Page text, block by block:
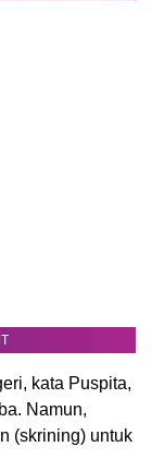
kata Puspita,
Namun,
(skrining) untuk